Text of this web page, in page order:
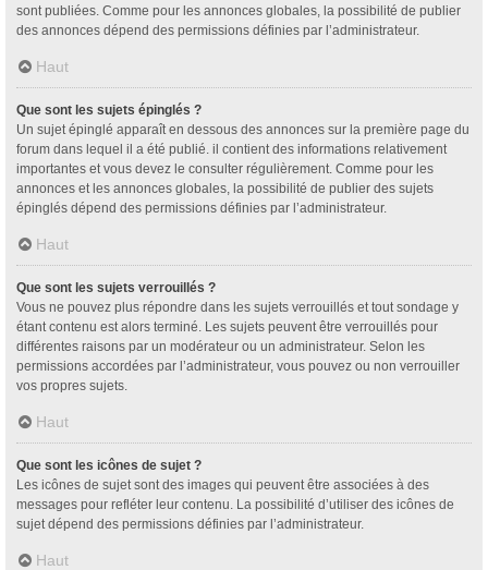
sont publiées. Comme pour les annonces globales, la possibilité de publier
des annonces dépend des permissions définies par l’administrateur.
Haut
Que sont les sujets épinglés ?
Un sujet épinglé apparaît en dessous des annonces sur la première page du
forum dans lequel il a été publié. il contient des informations relativement
importantes et vous devez le consulter régulièrement. Comme pour les
annonces et les annonces globales, la possibilité de publier des sujets
épinglés dépend des permissions définies par l’administrateur.
Haut
Que sont les sujets verrouillés ?
Vous ne pouvez plus répondre dans les sujets verrouillés et tout sondage y
étant contenu est alors terminé. Les sujets peuvent être verrouillés pour
différentes raisons par un modérateur ou un administrateur. Selon les
permissions accordées par l’administrateur, vous pouvez ou non verrouiller
vos propres sujets.
Haut
Que sont les icônes de sujet ?
Les icônes de sujet sont des images qui peuvent être associées à des
messages pour refléter leur contenu. La possibilité d’utiliser des icônes de
sujet dépend des permissions définies par l’administrateur.
Haut